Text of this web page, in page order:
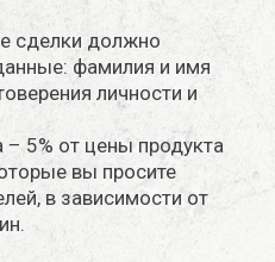
сделки должно
фамилия и имя
личности и
– 5% от цены продукта
вы просите
в зависимости от